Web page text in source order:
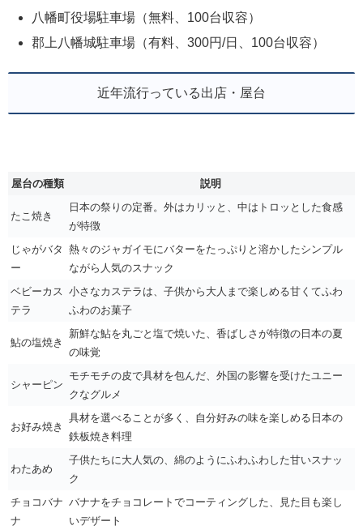
八幡町役場駐車場（無料、100台収容）
郡上八幡城駐車場（有料、300円/日、100台収容）
近年流行っている出店・屋台
屋台の種類 説明
たこ焼き
日本の祭りの定番。外はカリッと、中はトロッとした食感
が特徴
じゃがバタ
ー
熱々のジャガイモにバターをたっぷりと溶かしたシンプル
ながら人気のスナック
ベビーカス
テラ
小さなカステラは、子供から大人まで楽しめる甘くてふわ
ふわのお菓子
鮎の塩焼き
新鮮な鮎を丸ごと塩で焼いた、香ばしさが特徴の日本の夏
の味覚
シャーピン
モチモチの皮で具材を包んだ、外国の影響を受けたユニー
クなグルメ
お好み焼き
具材を選べることが多く、自分好みの味を楽しめる日本の
鉄板焼き料理
わたあめ
子供たちに大人気の、綿のようにふわふわした甘いスナッ
ク
チョコバナ
ナ
バナナをチョコレートでコーティングした、見た目も楽し
いデザート